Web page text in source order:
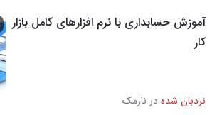
آموزش حسابداری با نرم افزارهای کامل بازار
کار
نردبان شدهدر نارمک